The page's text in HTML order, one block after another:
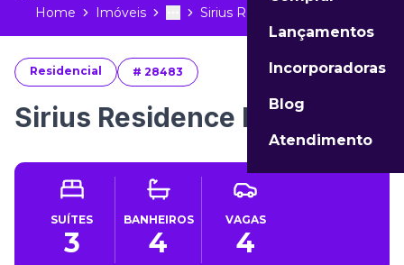
Lançamentos
Incorporadoras
Blog
Atendimento
Home Imóveis More
Toggle menu
Sirius Residence Itapema...
Residencial # 28483
Sirius Residence Itapema
SUÍTES
3
BANHEIROS
4
VAGAS
4